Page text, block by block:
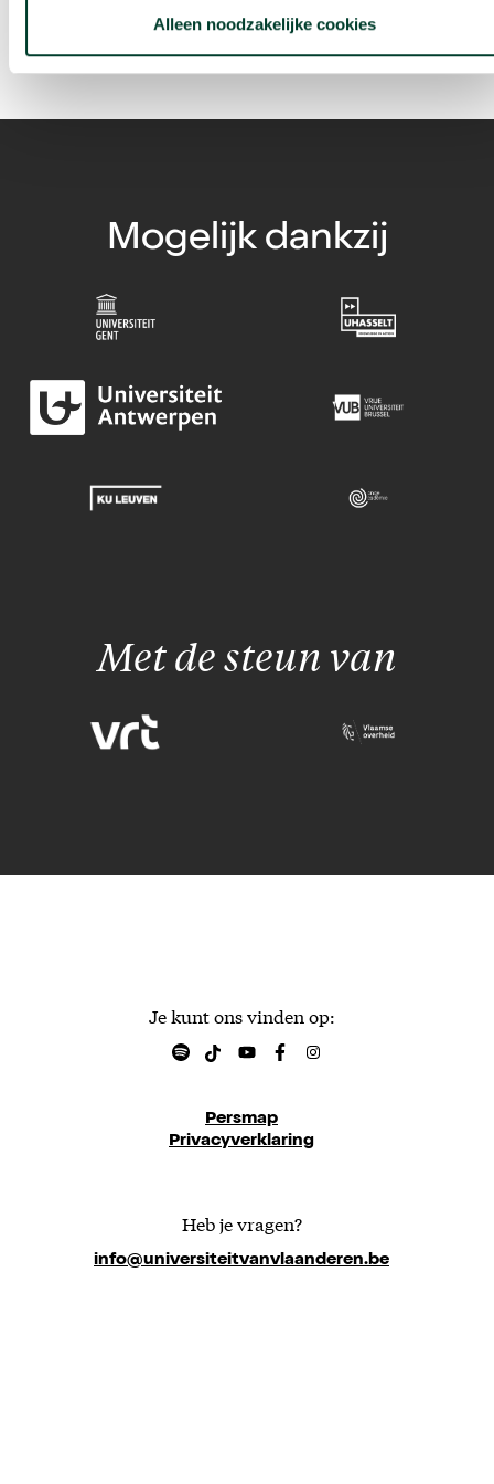
Alleen noodzakelijke cookies
Mogelijk dankzij
Met de steun van
Je kunt ons vinden op:
Persmap
Privacyverklaring
Heb je vragen?
info@universiteitvanvlaanderen.be